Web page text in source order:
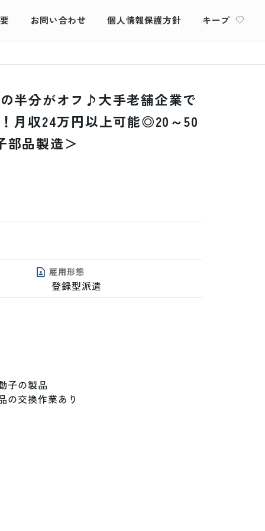
お問い合わせ 個人情報保護方針 キープ
半分がオフ♪大手老舗企業で
月収24万円以上可能◎20～50
部品製造＞
雇用形態
登録型派遣
子の製品
の交換作業あり